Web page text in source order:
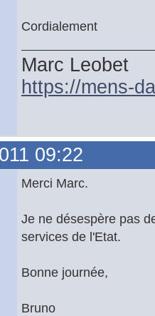
Cordialement
Marc Leobet
https://mens-
09:22
Merci Marc.
Je ne désespère pas
services de l'Etat.
Bonne journée,
Bruno